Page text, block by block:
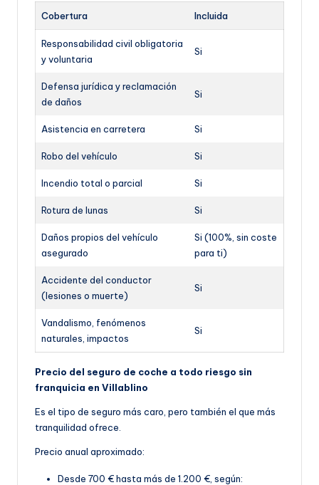
Cobertura Incluida
Responsabilidad civil obligatoria
y voluntaria
Si
Defensa jurídica y reclamación
de daños
Si
Asistencia en carretera Si
Robo del vehículo Si
Incendio total o parcial Si
Rotura de lunas Si
Daños propios del vehículo
asegurado
Si (100%, sin coste
para ti)
Accidente del conductor
(lesiones o muerte)
Si
Vandalismo, fenómenos
naturales, impactos
Si
Precio del seguro de coche a todo riesgo sin
franquicia en Villablino
Es el tipo de seguro más caro, pero también el que más
tranquilidad ofrece.
Precio anual aproximado:
Desde 700 € hasta más de 1.200 €, según: